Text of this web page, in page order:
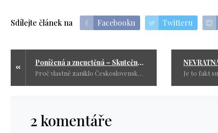
Sdílejte článek na Facebooku Twitteru
Ponížená a zneuctěná – Skutečný příběh naší vlasti v rukou starých bolševiků
Proč vlastně zaniklo Československo? Protože si to přáli. Přáli si to bývalé i nynější komunistické kádry. Ale pozor, není komunista jako komunista.
2 komentáře